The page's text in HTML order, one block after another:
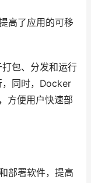
高了应用的可移
包、分发和运行
同时，Docker
方便用户快速部
部署软件，提高